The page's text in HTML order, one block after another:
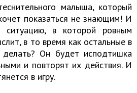
малыша, который
показаться не знающим! И
в которой ровным
в то время как остальные в
Он будет исподтишка
и повторят их действия. И
в игру.